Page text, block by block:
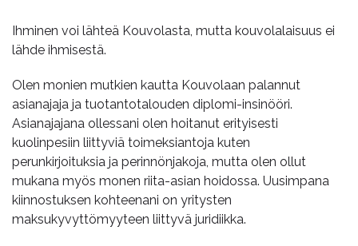
Ihminen voi lähteä Kouvolasta, mutta kouvolalaisuus ei
lähde ihmisestä.
Olen monien mutkien kautta Kouvolaan palannut
asianajaja ja tuotantotalouden diplomi-insinööri.
Asianajajana ollessani olen hoitanut erityisesti
kuolinpesiin liittyviä toimeksiantoja kuten
perunkirjoituksia ja perinnönjakoja, mutta olen ollut
mukana myös monen riita-asian hoidossa. Uusimpana
kiinnostuksen kohteenani on yritysten
maksukyvyttömyyteen liittyvä juridiikka.